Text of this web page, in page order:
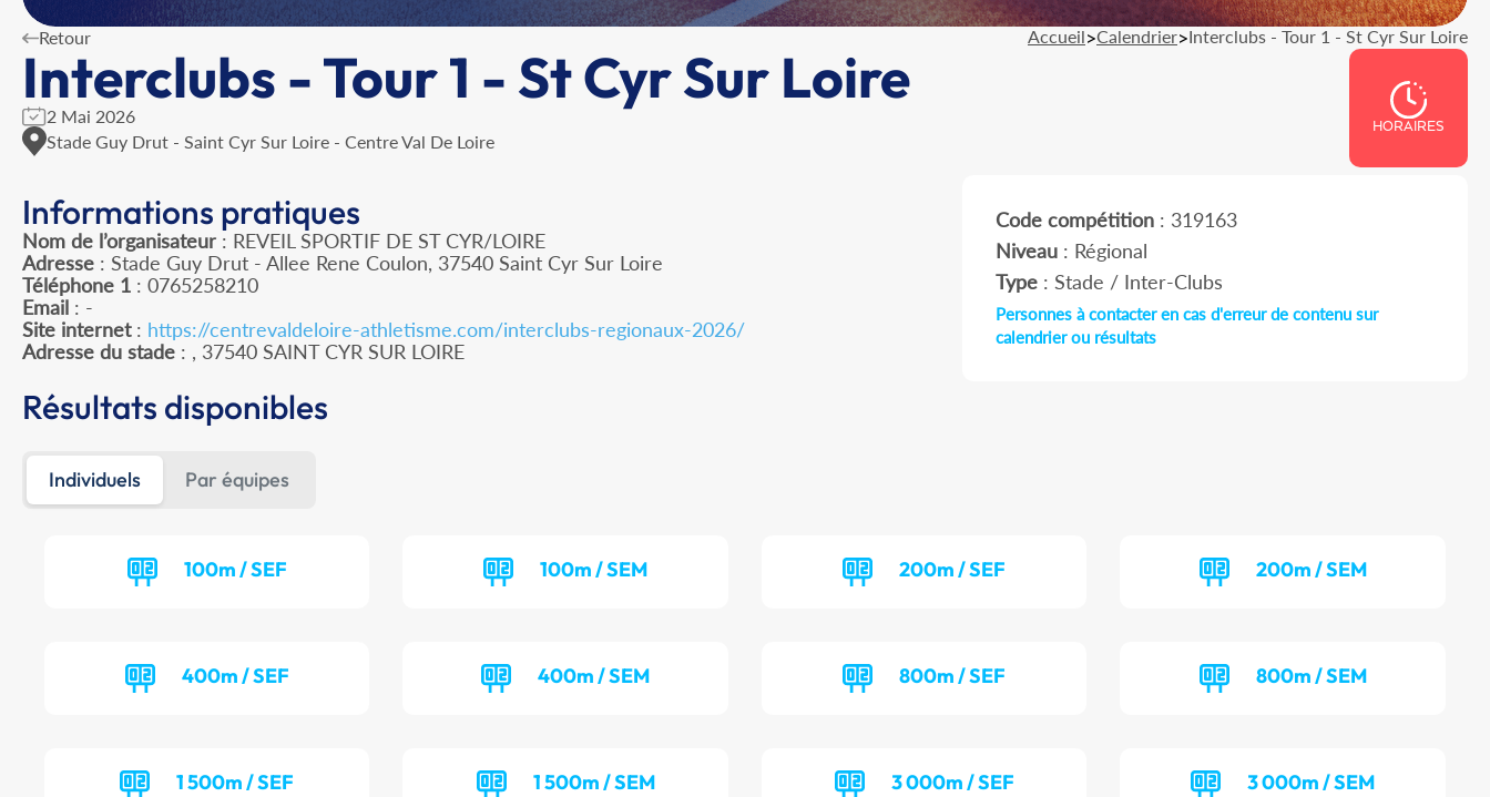
Retour Accueil>Calendrier>Interclubs - Tour 1 - St Cyr Sur Loire
Interclubs - Tour 1 - St Cyr Sur Loire
2 Mai 2026
Stade Guy Drut - Saint Cyr Sur Loire - Centre Val De Loire
HORAIRES
Informations pratiques
Nom de l’organisateur : REVEIL SPORTIF DE ST CYR/LOIRE
Adresse : Stade Guy Drut - Allee Rene Coulon, 37540 Saint Cyr Sur Loire
Téléphone 1 : 0765258210
Email : -
Site internet: https://centrevaldeloire-athletisme.com/interclubs-regionaux-2026/
Adresse du stade : , 37540 SAINT CYR SUR LOIRE
Code compétition: 319163
Niveau: Régional
Type: Stade / Inter-Clubs
Personnes à contacter en cas d'erreur de contenu sur
calendrier ou résultats
Résultats disponibles
Individuels Par équipes
100m / SEF 100m / SEM 200m / SEF 200m / SEM
400m / SEF 400m / SEM 800m / SEF 800m / SEM
1 500m / SEF 1 500m / SEM 3 000m / SEF 3 000m / SEM